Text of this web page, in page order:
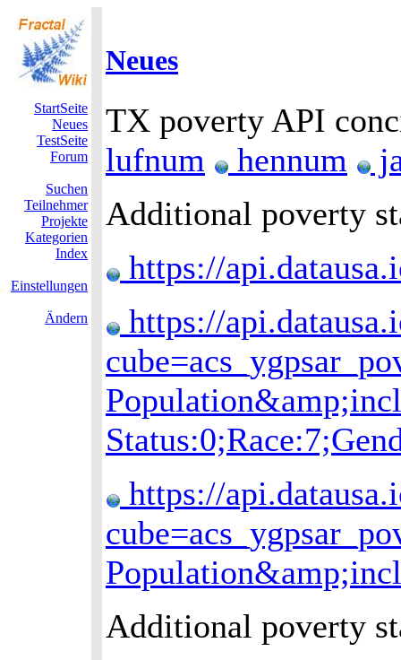
Neues
StartSeite
Neues
TestSeite
Forum
Suchen
Teilnehmer
Projekte
Kategorien
Index
Einstellungen
Ändern
TX poverty API
lufnum
hennum
Additional poverty
https://
https://
https://
Additional poverty